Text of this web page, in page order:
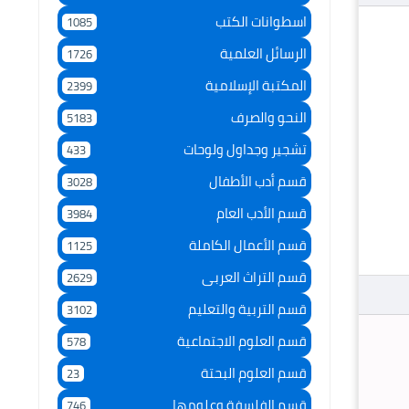
اسطوانات الكتب 1085
الرسائل العلمية 1726
المكتبة الإسلامية 2399
النحو والصرف 5183
تشجير وجداول ولوحات 433
قسم أدب الأطفال 3028
قسم الأدب العام 3984
قسم الأعمال الكاملة 1125
قسم التراث العربى 2629
قسم التربية والتعليم 3102
قسم العلوم الاجتماعية 578
قسم العلوم البحتة 23